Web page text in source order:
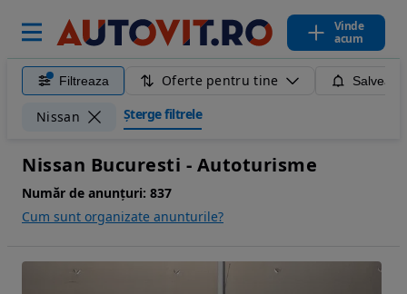
Vinde
acum
Filtreaza Oferte pentru tine
Nissan Șterge filtrele
Nissan Bucuresti - Autoturisme
Număr de anunțuri: 837
Cum sunt organizate anunturile?